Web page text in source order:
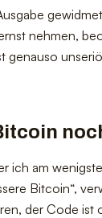
nehmen,
genauso
ich am
Bitcoin“,
der Code ist